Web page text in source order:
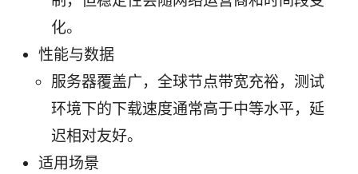
化。
性能与数据
服务器覆盖广，全球节点带宽充裕，测试
环境下的下载速度通常高于中等水平，延
迟相对友好。
适用场景